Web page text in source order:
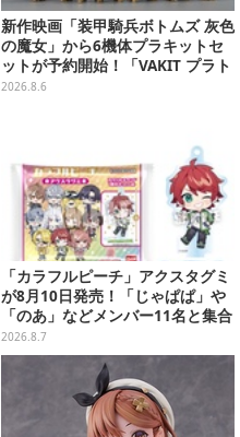
新作映画「装甲騎兵ボトムズ 灰色
の魔女」から6機体プラキットセ
ットが予約開始！「VAKIT プラト
ーン」第1弾、各部関節可動仕様
2026.8.6
「カラフルピーチ」アクスタグミ
が8月10日発売！「じゃぱぱ」や
「のあ」などメンバー11名と集合
デザイン全15種、ボールチェーン
付きでアクセサリーにも
2026.8.7